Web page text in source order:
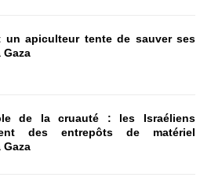
un apiculteur tente de sauver ses
Gaza
de la cruauté : les Israéliens
des entrepôts de matériel
Gaza